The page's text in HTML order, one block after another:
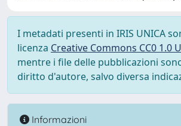
I metadati presenti in IRIS UNICA
licenza Creative Commons CC0 1.0
mentre i file delle pubblicazioni
diritto d'autore, salvo diversa
Informazioni